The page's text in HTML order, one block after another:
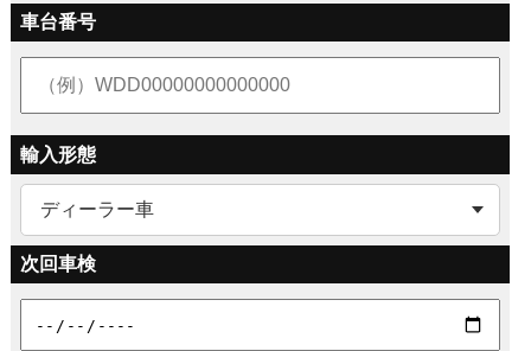
車台番号
輸入形態
次回車検